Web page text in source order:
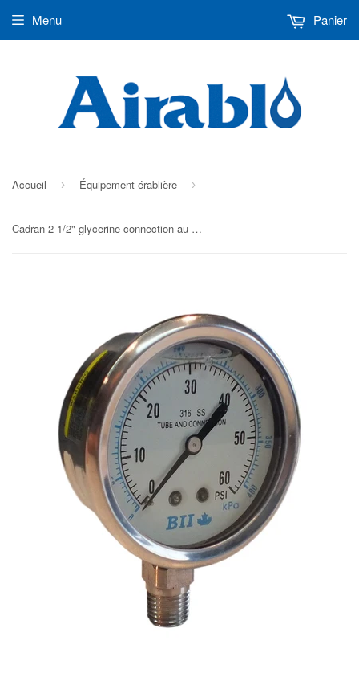
Menu Panier
Accueil › Équipement érablière ›
Cadran 2 1/2" glycerine connection au bas 1/4"MNPT acier inoxydable